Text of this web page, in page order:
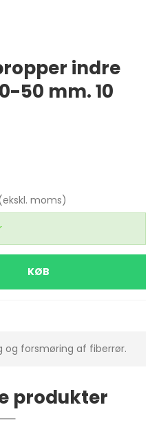
indre
50 mm. 10
moms)
KØB
og forsmøring af fiberrør.
produkter